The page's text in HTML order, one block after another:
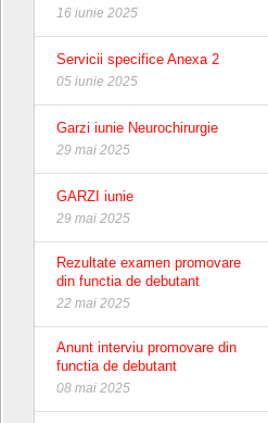
16 iunie 2025
Servicii specifice Anexa 2
05 iunie 2025
Garzi iunie Neurochirurgie
29 mai 2025
GARZI iunie
29 mai 2025
Rezultate examen promovare
din functia de debutant
22 mai 2025
Anunt interviu promovare din
functia de debutant
08 mai 2025